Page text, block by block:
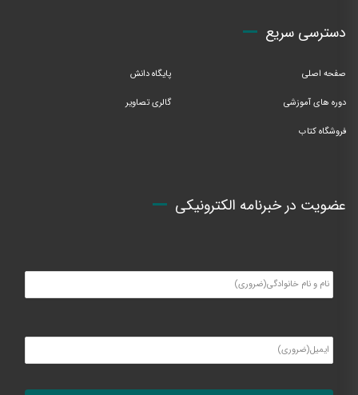
دسترسی سریع
صفحه اصلی پایگاه دانش
دوره های آموزشی گالری تصاویر
فروشگاه کتاب
عضویت در خبرنامه الکترونیکی